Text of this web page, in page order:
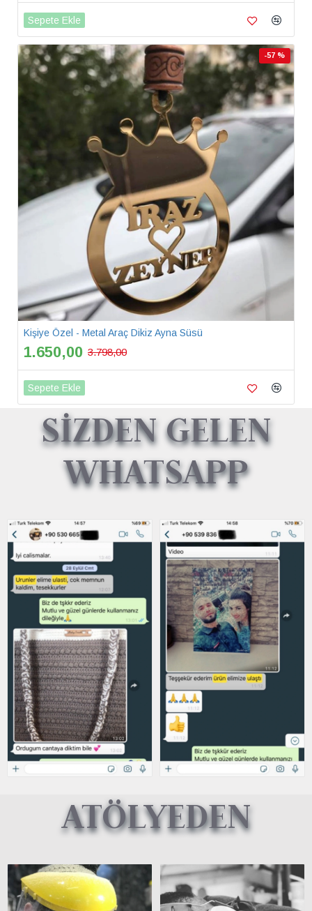
Sepete Ekle
-57 %
Kişiye Özel - Metal Araç Dikiz Ayna Süsü
1.650,00 3.798,00
Sepete Ekle
SİZDEN GELEN
WHATSAPP
ATÖLYEDEN